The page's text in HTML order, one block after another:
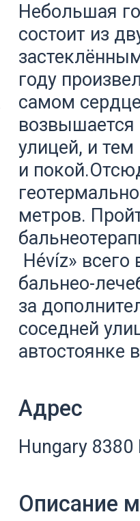
Небольшая
состоит из
году
самом
возвышается
улицей, и
и
метров.
Hévíz»
бальнео-
за
соседней
автостоянке
Адрес
Hungary
Описание